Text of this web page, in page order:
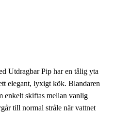
Utdragbar Pip har en tålig yta
elegant, lyxigt kök. Blandaren
enkelt skiftas mellan vanlig
till normal stråle när vattnet